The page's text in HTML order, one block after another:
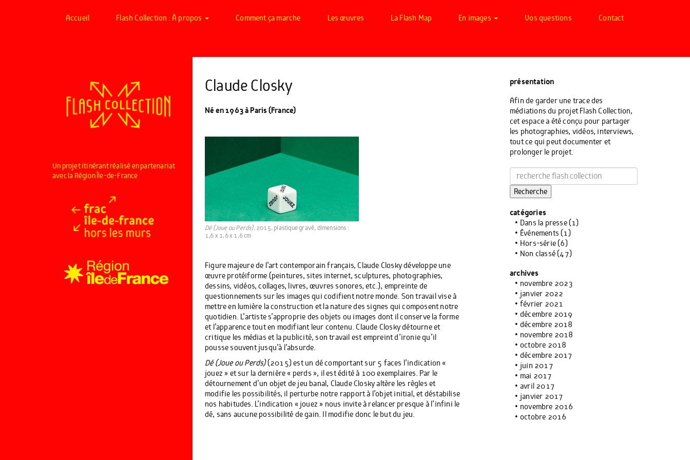
Accueil Flash Collection : À propos Comment ça marche Les œuvres La Flash Map En images Vos questions Contact
Claude Closky
Né en 1963 à Paris (France)
Dé (Joue ou Perds),2015, plastique gravé, dimensions :
1,6 x 1,6 x 1,6 cm
Figure majeure de l’art contemporain français, Claude Closky développe une
œuvre protéiforme (peintures, sites internet, sculptures, photographies,
dessins, vidéos, collages, livres, œuvres sonores, etc.), empreinte de
questionnements sur les images qui codifient notre monde. Son travail vise à
mettre en lumière la construction et la nature des signes qui composent notre
quotidien. L’artiste s’approprie des objets ou images dont il conserve la forme
et l’apparence tout en modifiant leur contenu. Claude Closky détourne et
critique les médias et la publicité, son travail est empreint d’ironie qu’il
pousse souvent jusqu’à l’absurde.
Dé (Joue ou Perds)(2015) est un dé comportant sur 5 faces l’indication «
jouez » et sur la dernière « perds », il est édité à 100 exemplaires. Par le
détournement d’un objet de jeu banal, Claude Closky altère les règles et
modifie les possibilités, il perturbe notre rapport à l’objet initial, et déstabilise
nos habitudes. L’indication « jouez » nous invite à relancer presque à l’infini le
dé, sans aucune possibilité de gain. Il modifie donc le but du jeu.
présentation
Afin de garder une trace des
médiations du projet Flash Collection,
cet espace a été conçu pour partager
les photographies, vidéos, interviews,
tout ce qui peut documenter et
prolonger le projet.
Recherche
catégories
Dans la presse(1)
Événements (1)
Hors-série(6)
Non classé(47)
archives
novembre 2023
janvier 2022
février 2021
décembre 2019
décembre 2018
novembre 2018
octobre 2018
décembre 2017
juin 2017
mai 2017
avril 2017
janvier 2017
novembre 2016
octobre 2016
Un projet itinérant réalisé en partenariat
avec la Région Île-de-France